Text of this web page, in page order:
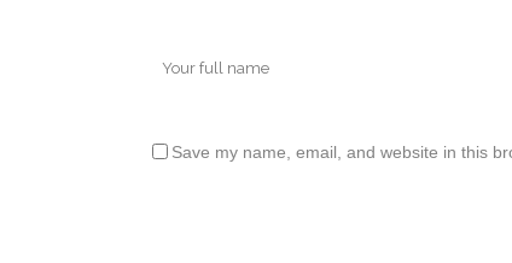
Save my name, email, and website in this